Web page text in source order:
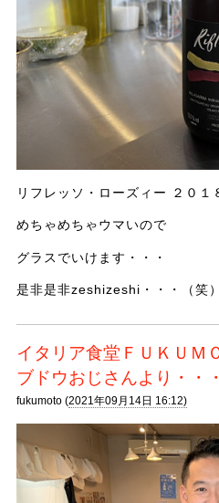
リフレッソ・ローズィー ２０１
めちゃめちゃウマいので
グラスでいけます・・・
是非是非zeshizeshi・・・（笑）
イタリア食堂ＦＵＫＵ
ブドウおじさんより・・
fukumoto (2021年09月14日 16:12)